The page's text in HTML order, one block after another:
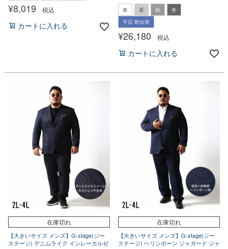
¥8,019 税込
カートに入れる
春 夏 秋
冬
平日 即出荷
¥26,180 税込
カートに入れる
在庫切れ
【大きいサイズ メンズ】G-stage(ジー
ステージ) デニムライク インレーカルゼ
在庫切れ
【大きいサイズ メンズ】G-stage(ジー
ステージ) ヘリンボーン ジャガード ジャ